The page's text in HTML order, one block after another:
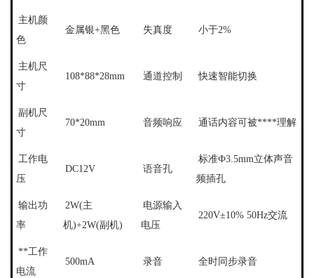
主机颜
色
金属银+黑色 失真度 小于2%
主机尺
寸
108*88*28mm 通道控制 快速智能切换
副机尺
寸
70*20mm 音频响应 通话内容可被****理解
工作电
压
DC12V 语音孔
标准Ф3.5mm立体声音
频插孔
输出功
率
2W(主
机)+2W(副机)
电源输入
电压
220V±10% 50Hz交流
**工作
电流
500mA 录音 全时同步录音